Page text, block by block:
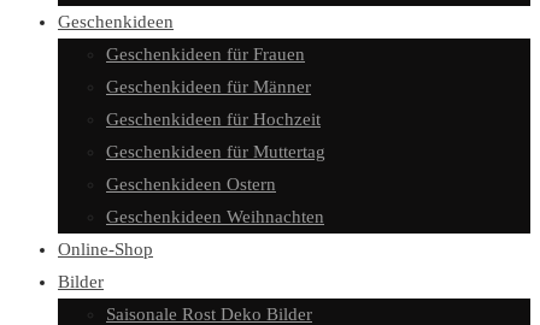
Geschenkideen
Geschenkideen für Frauen
Geschenkideen für Männer
Geschenkideen für Hochzeit
Geschenkideen für Muttertag
Geschenkideen Ostern
Geschenkideen Weihnachten
Online-Shop
Bilder
Saisonale Rost Deko Bilder